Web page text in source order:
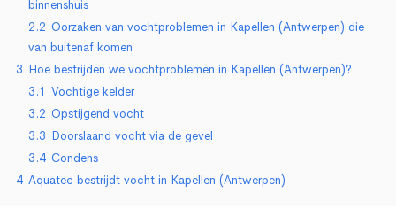
binnenshuis
2.2 Oorzaken van vochtproblemen in Kapellen (Antwerpen) die
van buitenaf komen
3 Hoe bestrijden we vochtproblemen in Kapellen (Antwerpen)?
3.1 Vochtige kelder
3.2 Opstijgend vocht
3.3 Doorslaand vocht via de gevel
3.4 Condens
4 Aquatec bestrijdt vocht in Kapellen (Antwerpen)